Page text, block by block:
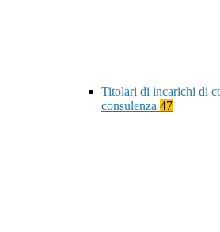
Titolari di incarichi di
consulenza 47